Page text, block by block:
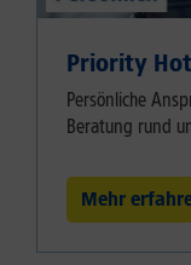
Priority
Persönliche
Beratung rund
Mehr